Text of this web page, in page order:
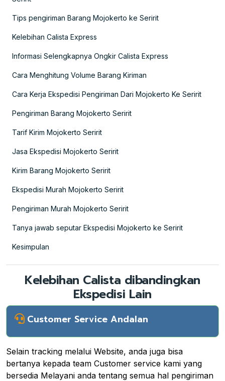
Tips pengiriman Barang Mojokerto ke Seririt
Kelebihan Calista Express
Informasi Selengkapnya Ongkir Calista Express
Cara Menghitung Volume Barang Kiriman
Cara Kerja Ekspedisi Pengiriman Dari Mojokerto Ke Seririt
Pengiriman Barang Mojokerto Seririt
Tarif Kirim Mojokerto Seririt
Jasa Ekspedisi Mojokerto Seririt
Kirim Barang Mojokerto Seririt
Ekspedisi Murah Mojokerto Seririt
Pengiriman Murah Mojokerto Seririt
Tanya jawab seputar Ekspedisi Mojokerto ke Seririt
Kesimpulan
Kelebihan Calista dibandingkan
Ekspedisi Lain
Customer Service Andalan
Selain tracking melalui Website, anda juga bisa
bertanya kepada team Customer service kami yang
bersedia Melayani anda tentang semua hal pengiriman